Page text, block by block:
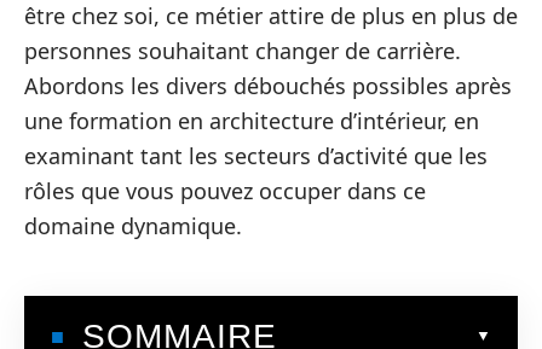
être chez soi, ce métier attire de plus en plus de
personnes souhaitant changer de carrière.
Abordons les divers débouchés possibles après
une formation en architecture d’intérieur, en
examinant tant les secteurs d’activité que les
rôles que vous pouvez occuper dans ce
domaine dynamique.
SOMMAIRE